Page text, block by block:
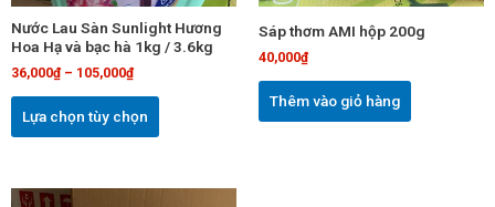
Nước Lau Sàn Sunlight Hương
Hoa Hạ và bạc hà 1kg / 3.6kg
36,000₫– 105,000₫
Lựa chọn tùy chọn
chọn
có
thể
trên
Sáp thơm AMI hộp 200g
40,000₫
Thêm vào giỏ hàng